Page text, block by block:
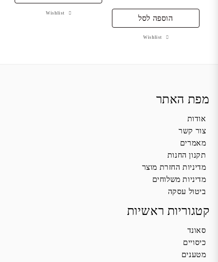
₪ 1,190.00.
₪ 1,159.00.
Wishlist
הוספה לסל
Wishlist
מפת האתר
אודות
צור קשר
מאמרים
תקנון החנות
מדיניות החזרת מוצר
מדיניות משלוחים
ביטול עסקה
קטגוריות ראשיות
סאונד
כיסויים
מטענים